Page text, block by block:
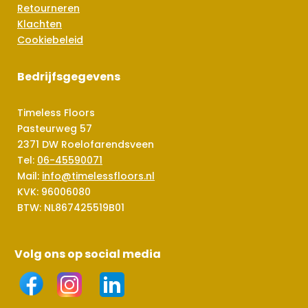
Retourneren
Klachten
Cookiebeleid
Bedrijfsgegevens
Timeless Floors
Pasteurweg 57
2371 DW Roelofarendsveen
Tel: 06-45590071
Mail: info@timelessfloors.nl
KVK: 96006080
BTW: NL867425519B01
Volg ons op social media